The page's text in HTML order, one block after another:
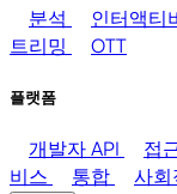
분석 인터액티
트리밍
OTT
플랫폼
개발자 API 접
비스
통합 사회